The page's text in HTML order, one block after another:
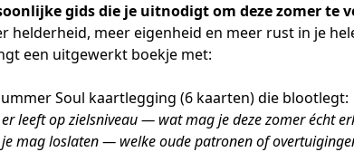
gids die je uitnodigt om deze zomer te
helderheid, meer eigenheid en meer rust in je
een uitgewerkt boekje met:
Soul kaartlegging (6 kaarten) die blootlegt:
leeft op zielsniveau — wat mag je deze zomer écht
mag loslaten — welke oude patronen of